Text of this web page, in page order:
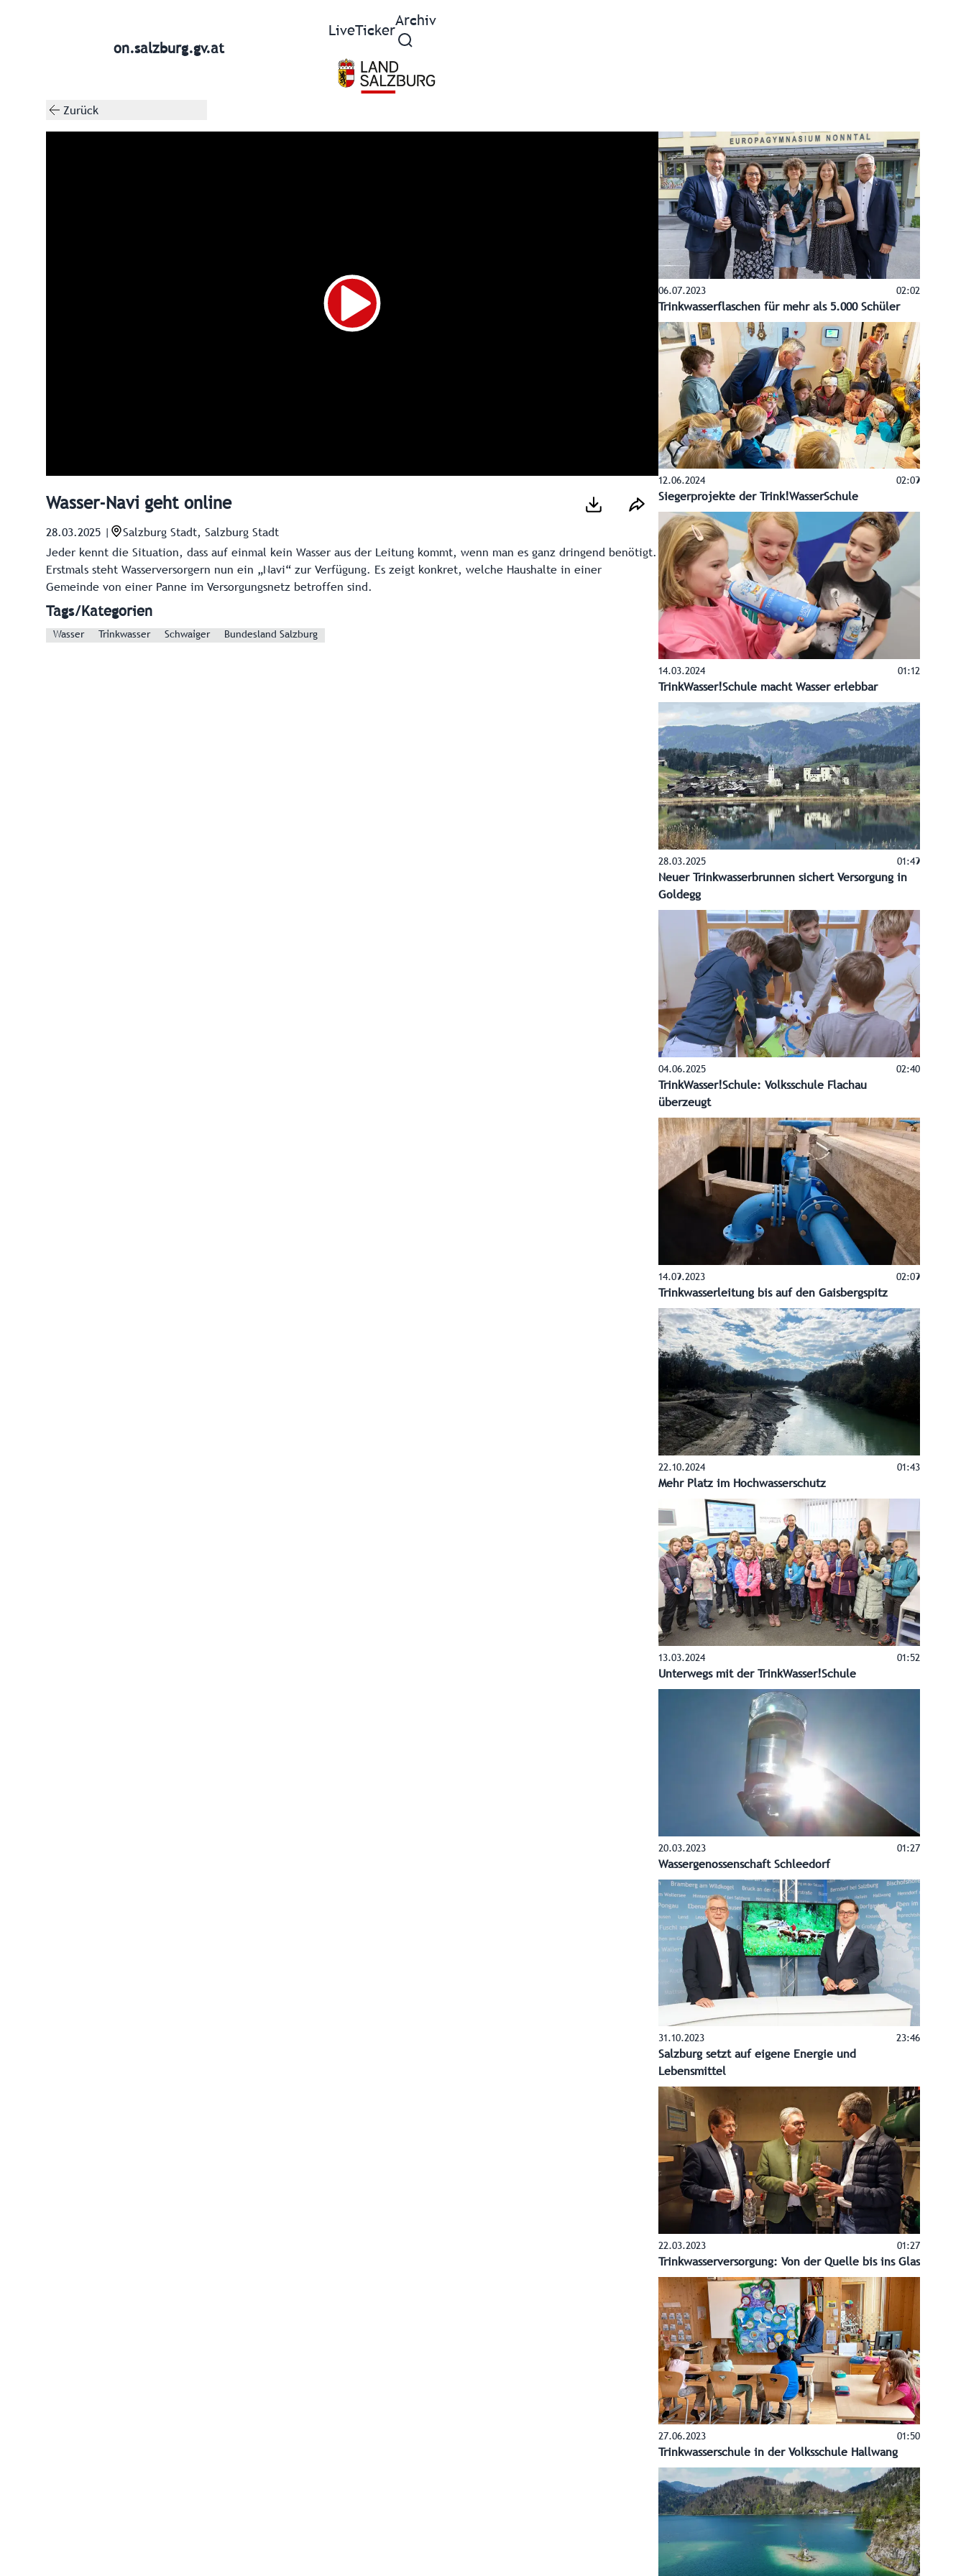
on.salzburg.gv.at
LiveTicker
Archiv
Zurück
Wasser-Navi geht online
28.03.2025
Salzburg Stadt, Salzburg Stadt
Jeder kennt die Situation, dass auf einmal kein Wasser aus der Leitung kommt, wenn man es ganz dringend benötigt.
Erstmals steht Wasserversorgern nun ein „Navi“ zur Verfügung. Es zeigt konkret, welche Haushalte in einer
Gemeinde von einer Panne im Versorgungsnetz betroffen sind.
Tags/Kategorien
Wasser Trinkwasser Schwaiger Bundesland Salzburg
06.07.2023 02:02
Trinkwasserflaschen für mehr als 5.000 Schüler
12.06.2024 02:09
Siegerprojekte der Trink!WasserSchule
14.03.2024 01:12
TrinkWasser!Schule macht Wasser erlebbar
28.03.2025 01:49
Neuer Trinkwasserbrunnen sichert Versorgung in
Goldegg
04.06.2025 02:40
TrinkWasser!Schule: Volksschule Flachau
überzeugt
14.09.2023 02:09
Trinkwasserleitung bis auf den Gaisbergspitz
22.10.2024 01:43
Mehr Platz im Hochwasserschutz
13.03.2024 01:52
Unterwegs mit der TrinkWasser!Schule
20.03.2023 01:27
Wassergenossenschaft Schleedorf
31.10.2023 23:46
Salzburg setzt auf eigene Energie und
Lebensmittel
22.03.2023 01:27
Trinkwasserversorgung: Von der Quelle bis ins Glas
27.06.2023 01:50
Trinkwasserschule in der Volksschule Hallwang